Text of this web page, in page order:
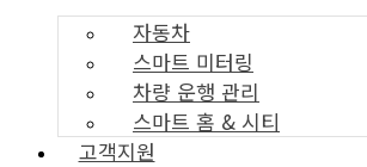
자동차
스마트 미터링
차량 운행 관리
스마트 홈 & 시티
고객지원